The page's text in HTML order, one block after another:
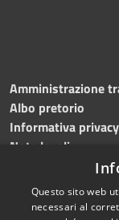
Amministrazione
Albo pretorio
Informativa privacy
Note legali
Dichiarazione di
Questo sito web
necessari al